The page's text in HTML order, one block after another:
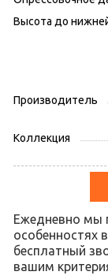
Высота до
Производитель
Коллекция
Ежедневно мы
особенностях
бесплатный
вашим